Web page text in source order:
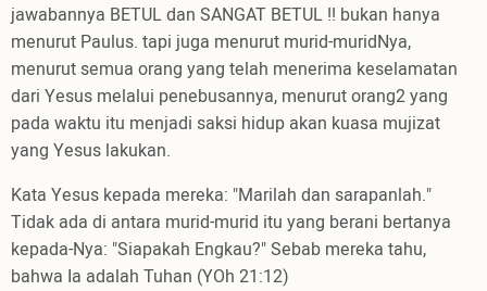
jawabannya BETUL dan SANGAT BETUL !! bukan hanya
menurut Paulus. tapi juga menurut murid-muridNya,
menurut semua orang yang telah menerima keselamatan
dari Yesus melalui penebusannya, menurut orang2 yang
pada waktu itu menjadi saksi hidup akan kuasa mujizat
yang Yesus lakukan.
Kata Yesus kepada mereka: "Marilah dan sarapanlah."
Tidak ada di antara murid-murid itu yang berani bertanya
kepada-Nya: "Siapakah Engkau?" Sebab mereka tahu,
bahwa Ia adalah Tuhan (YOh 21:12)